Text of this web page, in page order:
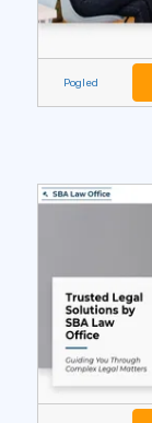
Pogled